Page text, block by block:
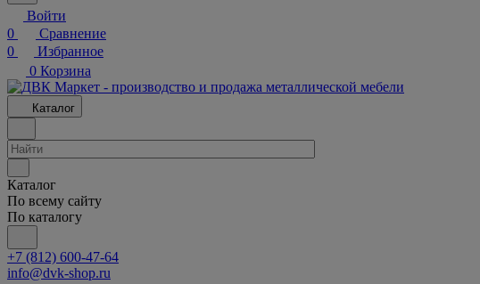
Войти
0
Сравнение
0
Избранное
0 Корзина
Каталог
Каталог
По всему сайту
По каталогу
+7 (812) 600-47-64
info@dvk-shop.ru